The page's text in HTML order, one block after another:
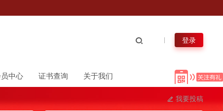
登录
中心 证书查询 关于我们
我要投稿